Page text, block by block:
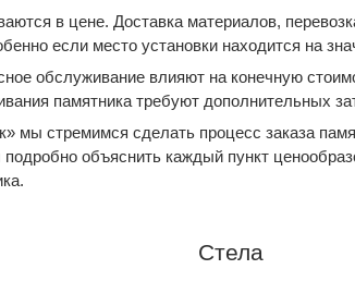
в цене. Доставка материалов,
если место установки находится на
обслуживание влияют на конечную
памятника требуют дополнительных
мы стремимся сделать процесс заказа
объяснить каждый пункт
Стела